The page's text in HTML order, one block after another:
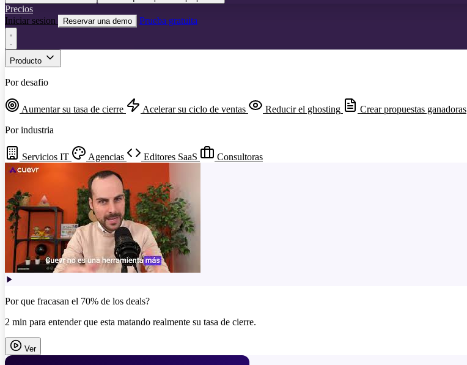
Precios
Iniciar sesion
Reservar una demo Prueba gratuita
Producto
Por desafio
Aumentar su tasa de cierre Acelerar su ciclo de ventas Reducir el ghosting
Crear propuestas ganadoras
Por industria
Servicios IT Agencias Editores SaaS Consultoras
Por que fracasan el 70% de los deals?
2 min para entender que esta matando realmente su tasa de cierre.
Ver